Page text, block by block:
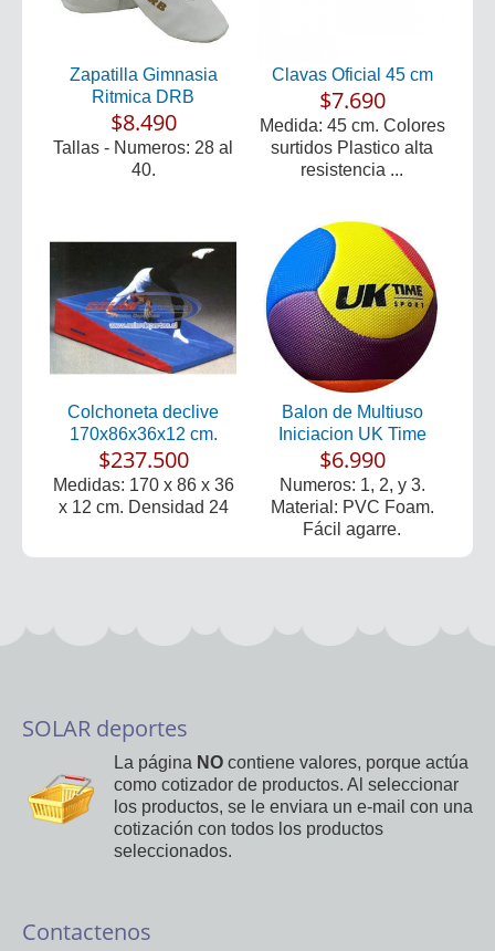
Zapatilla Gimnasia
Ritmica DRB
$8.490
Tallas - Numeros: 28 al
40.
Clavas Oficial 45 cm
$7.690
Medida: 45 cm. Colores
surtidos Plastico alta
resistencia ...
Colchoneta declive
170x86x36x12 cm.
$237.500
Medidas: 170 x 86 x 36
x 12 cm. Densidad 24
Balon de Multiuso
Iniciacion UK Time
$6.990
Numeros: 1, 2, y 3.
Material: PVC Foam.
Fácil agarre.
SOLAR deportes
La página NO contiene valores, porque actúa
como cotizador de productos. Al seleccionar
los productos, se le enviara un e-mail con una
cotización con todos los productos
seleccionados.
Contactenos